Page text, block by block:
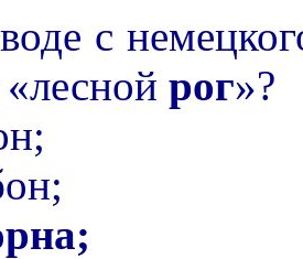
с
«лесной рог»?